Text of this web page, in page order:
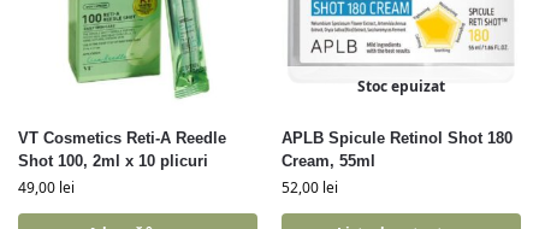
VT Cosmetics Reti-A Reedle
Shot 100, 2ml x 10 plicuri
49,00 lei
Stoc epuizat
APLB Spicule Retinol Shot 180
Cream, 55ml
52,00 lei